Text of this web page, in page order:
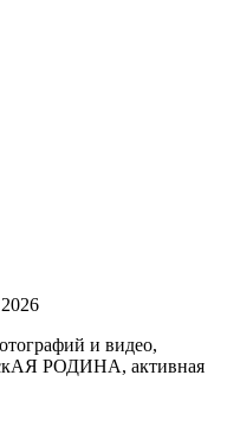
и видео,
РОДИНА, активная